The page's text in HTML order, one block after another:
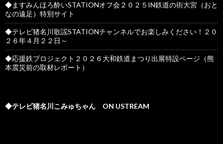
◆ますみんほろ酔いSTATIONオフ会２０２５IN鉄道の街大宮（おと
なの遠足）特別サイト
◆テレビ猪名川歌謡STATIONチャンネルでお楽しみください！２０
２６年４月２２日～
◆応援鉄プロジェクト２０２６大和鉄道まつり出展特設ページ（熊
本震災前の取材レポート）
◆テレビ猪名川こみゅちゃん ON USTREAM